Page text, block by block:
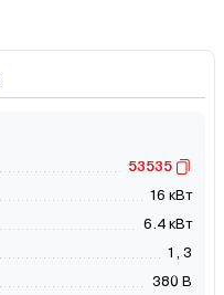
53535
16 кВт
6.4 кВт
1, 3
380 В